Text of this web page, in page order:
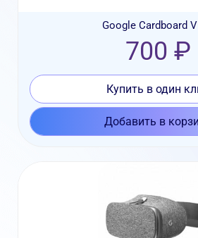
Google Cardboard
700 ₽
Купить в один
Добавить в